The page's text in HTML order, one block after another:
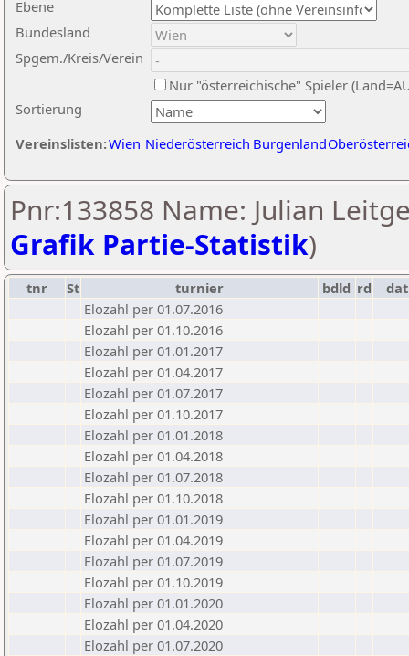
Ebene
Sortierung
Bundesland
Spgem./Kreis/Verein
Nur "österreichische" Spieler
Vereinslisten:Wien Niederösterreich Burgenland
Pnr:133858 Name: Julian
Grafik Partie-Statistik)
tnr St turnier bdld rd
Elozahl per 01.07.2016
Elozahl per 01.10.2016
Elozahl per 01.01.2017
Elozahl per 01.04.2017
Elozahl per 01.07.2017
Elozahl per 01.10.2017
Elozahl per 01.01.2018
Elozahl per 01.04.2018
Elozahl per 01.07.2018
Elozahl per 01.10.2018
Elozahl per 01.01.2019
Elozahl per 01.04.2019
Elozahl per 01.07.2019
Elozahl per 01.10.2019
Elozahl per 01.01.2020
Elozahl per 01.04.2020
Elozahl per 01.07.2020